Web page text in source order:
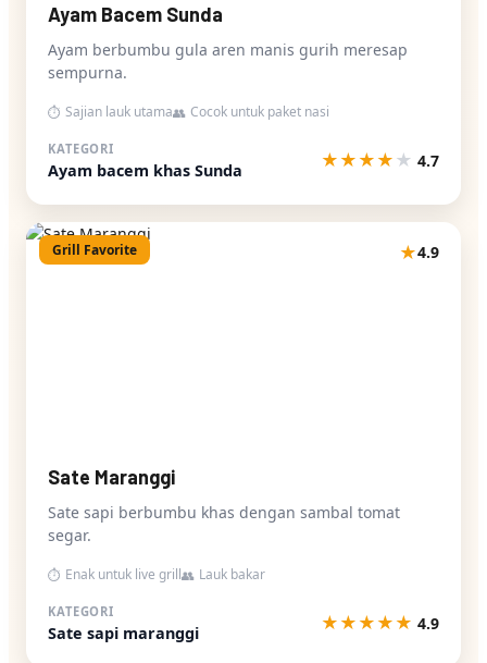
Ayam Bacem Sunda
Ayam berbumbu gula aren manis gurih meresap
sempurna.
⏱ Sajian lauk utama👥 Cocok untuk paket nasi
KATEGORI
Ayam bacem khas Sunda ★★★★★ 4.7
Grill Favorite ★4.9
Sate Maranggi
Sate sapi berbumbu khas dengan sambal tomat
segar.
⏱ Enak untuk live grill👥 Lauk bakar
KATEGORI
Sate sapi maranggi ★★★★★ 4.9